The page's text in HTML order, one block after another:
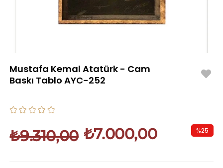
Mustafa Kemal Atatürk - Cam
Baskı Tablo AYC-252
₺9.310,00 ₺7.000,00 %25